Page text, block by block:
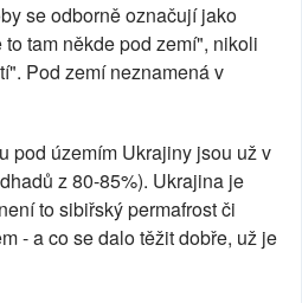
se odborně označují jako
tam někde pod zemí", nikoli
Pod zemí neznamená v
pod územím Ukrajiny jsou už v
z 80-85%). Ukrajina je
to sibiřský permafrost či
- a co se dalo těžit dobře, už je